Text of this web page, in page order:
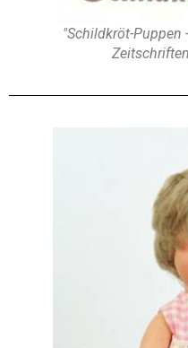
"Schildkröt-Puppen